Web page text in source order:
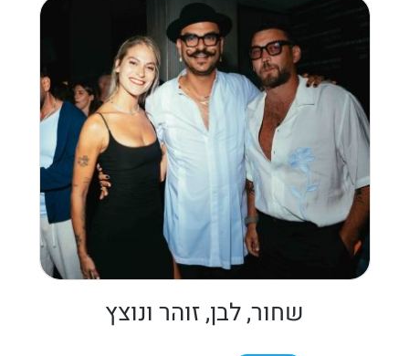
שחור, לבן, זוהר ונוצץ